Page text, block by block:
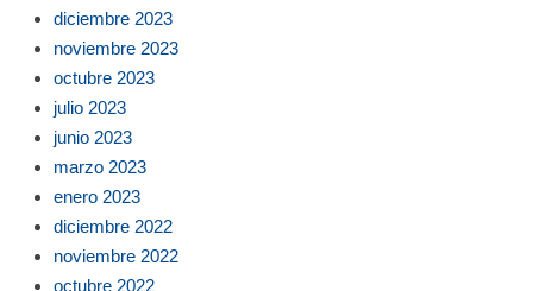
diciembre 2023
noviembre 2023
octubre 2023
julio 2023
junio 2023
marzo 2023
enero 2023
diciembre 2022
noviembre 2022
octubre 2022